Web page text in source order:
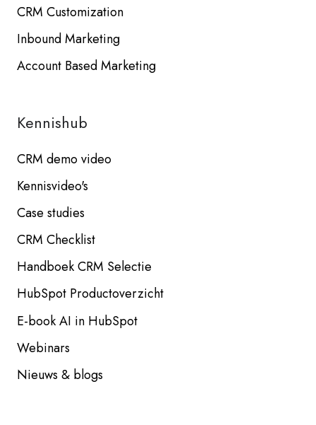
CRM Customization
Inbound Marketing
Account Based Marketing
Kennishub
CRM demo video
Kennisvideo's
Case studies
CRM Checklist
Handboek CRM Selectie
HubSpot Productoverzicht
E-book AI in HubSpot
Webinars
Nieuws & blogs